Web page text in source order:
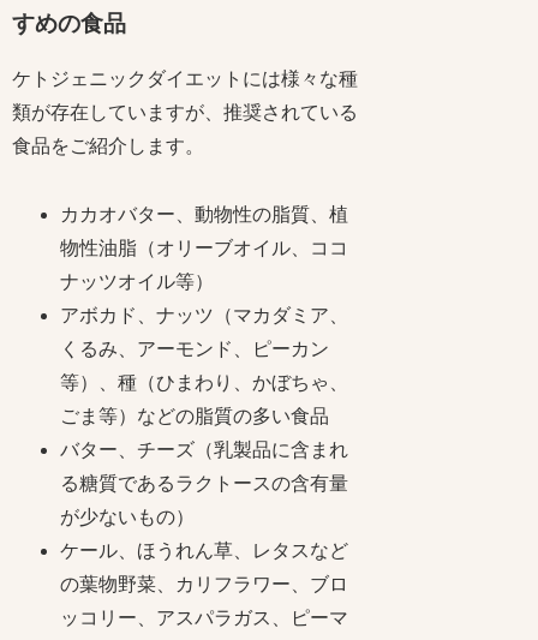
すめの食品
ケトジェニックダイエットには様々な種
類が存在していますが、推奨されている
食品をご紹介します。
カカオバター、動物性の脂質、植
物性油脂（オリーブオイル、ココ
ナッツオイル等）
アボカド、ナッツ（マカダミア、
くるみ、アーモンド、ピーカン
等）、種（ひまわり、かぼちゃ、
ごま等）などの脂質の多い食品
バター、チーズ（乳製品に含まれ
る糖質であるラクトースの含有量
が少ないもの）
ケール、ほうれん草、レタスなど
の葉物野菜、カリフラワー、ブロ
ッコリー、アスパラガス、ピーマ